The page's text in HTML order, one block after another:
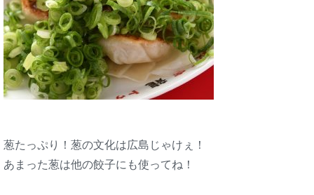
葱たっぷり！葱の文化は広島じゃけぇ！
あまった葱は他の餃子にも使ってね！